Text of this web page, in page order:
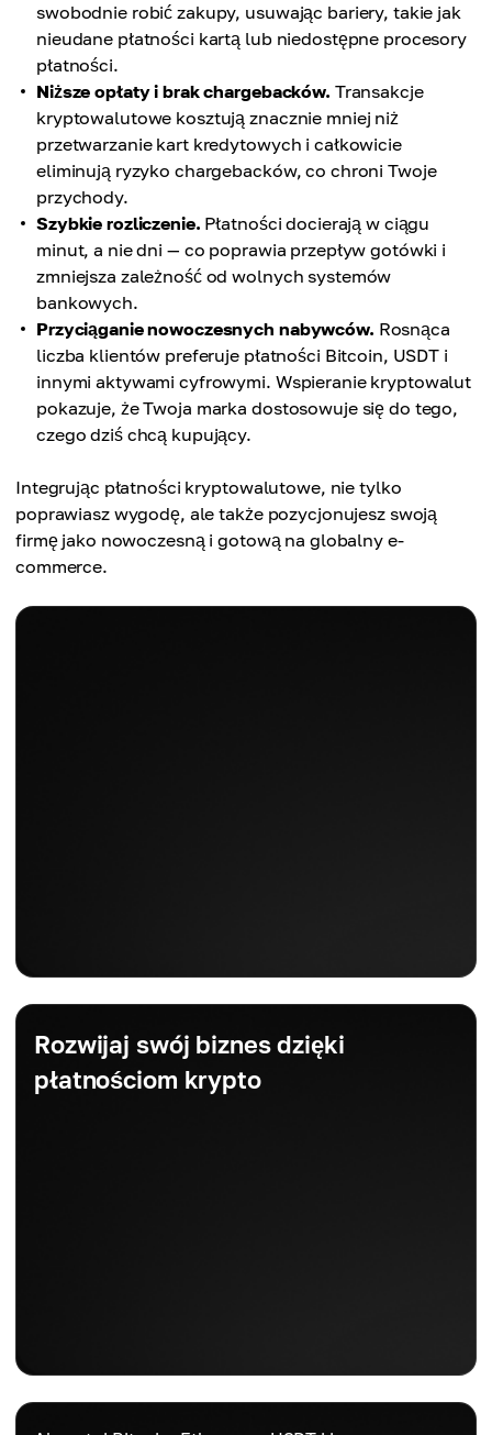
swobodnie robić zakupy, usuwając bariery, takie jak
nieudane płatności kartą lub niedostępne procesory
płatności.
Niższe opłaty i brak chargebacków. Transakcje
kryptowalutowe kosztują znacznie mniej niż
przetwarzanie kart kredytowych i całkowicie
eliminują ryzyko chargebacków, co chroni Twoje
przychody.
Szybkie rozliczenie. Płatności docierają w ciągu
minut, a nie dni — co poprawia przepływ gotówki i
zmniejsza zależność od wolnych systemów
bankowych.
Przyciąganie nowoczesnych nabywców. Rosnąca
liczba klientów preferuje płatności Bitcoin, USDT i
innymi aktywami cyfrowymi. Wspieranie kryptowalut
pokazuje, że Twoja marka dostosowuje się do tego,
czego dziś chcą kupujący.
Integrując płatności kryptowalutowe, nie tylko
poprawiasz wygodę, ale także pozycjonujesz swoją
firmę jako nowoczesną i gotową na globalny e-
commerce.
Rozwijaj swój biznes dzięki
płatnościom krypto